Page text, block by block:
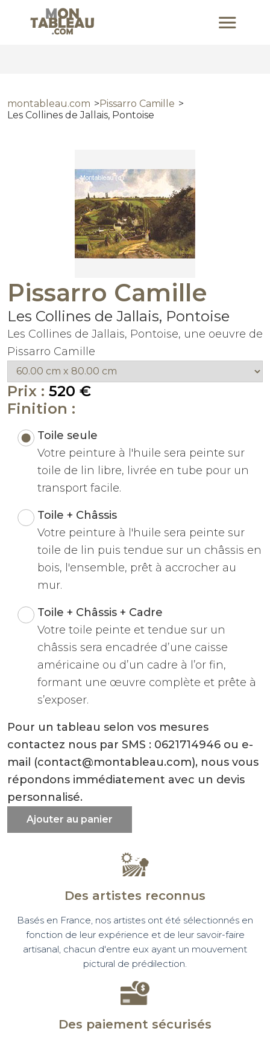
montableau.com
Pissarro Camille
Les Collines de Jallais, Pontoise
Pissarro Camille
Les Collines de Jallais, Pontoise
Les Collines de Jallais, Pontoise, une oeuvre de
Pissarro Camille
Prix : 520 €
Finition :
Toile seule
Votre peinture à l'huile sera peinte sur
toile de lin libre, livrée en tube pour un
transport facile.
Toile + Châssis
Votre peinture à l'huile sera peinte sur
toile de lin puis tendue sur un châssis en
bois, l'ensemble, prêt à accrocher au
mur.
Toile + Châssis + Cadre
Votre toile peinte et tendue sur un
châssis sera encadrée d’une caisse
américaine ou d’un cadre à l’or fin,
formant une œuvre complète et prête à
s’exposer.
Pour un tableau selon vos mesures
contactez nous par SMS : 0621714946 ou e-
mail (contact@montableau.com), nous vous
répondons immédiatement avec un devis
personnalisé.
Ajouter au panier
Des artistes reconnus
Basés en France, nos artistes ont été sélectionnés en
fonction de leur expérience et de leur savoir-faire
artisanal, chacun d'entre eux ayant un mouvement
pictural de prédilection.
Des paiement sécurisés